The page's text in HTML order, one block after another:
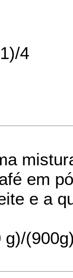
4
em
e a
g)/